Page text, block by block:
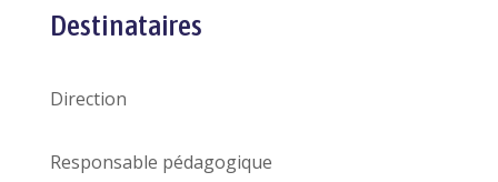
Destinataires
Direction
Responsable pédagogique